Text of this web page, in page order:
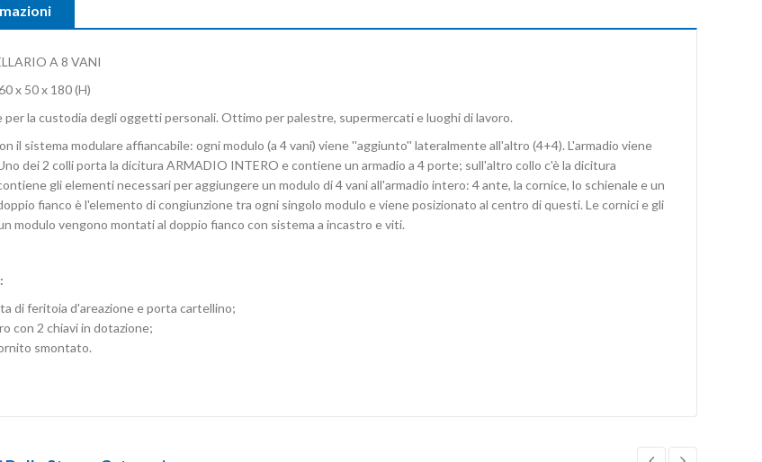
A 8 VANI
x 50 x 180 (H)
per la custodia degli oggetti personali. Ottimo per palestre, supermercati e luoghi di lavoro.
il sistema modulare affiancabile: ogni modulo (a 4 vani) viene ''aggiunto'' lateralmente all'altro (4+4). L'armadio viene
dei 2 colli porta la dicitura ARMADIO INTERO e contiene un armadio a 4 porte; sull'altro collo c'è la dicitura
gli elementi necessari per aggiungere un modulo di 4 vani all'armadio intero: 4 ante, la cornice, lo schienale e un
fianco è l'elemento di congiunzione tra ogni singolo modulo e viene posizionato al centro di questi. Le cornici e gli
modulo vengono montati al doppio fianco con sistema a incastro e viti.
di feritoia d'areazione e porta cartellino;
con 2 chiavi in dotazione;
smontato.